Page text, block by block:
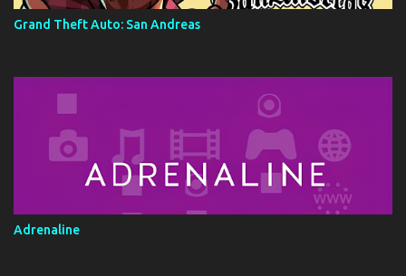
Grand Theft Auto: San Andreas
Adrenaline